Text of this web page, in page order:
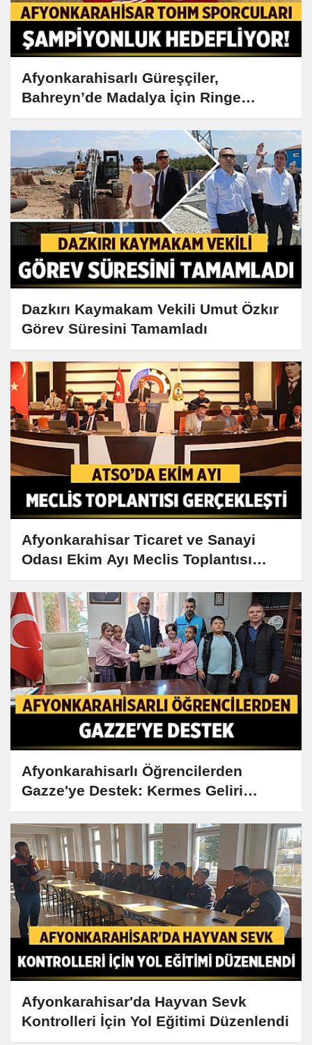
Afyonkarahisarlı Güreşçiler,
Bahreyn’de Madalya İçin Ringe
Çıkıyor
Dazkırı Kaymakam Vekili Umut Özkır
Görev Süresini Tamamladı
Afyonkarahisar Ticaret ve Sanayi
Odası Ekim Ayı Meclis Toplantısı
Gerçekleşti
Afyonkarahisarlı Öğrencilerden
Gazze'ye Destek: Kermes Geliri
Bağışlandı
Afyonkarahisar'da Hayvan Sevk
Kontrolleri İçin Yol Eğitimi Düzenlendi